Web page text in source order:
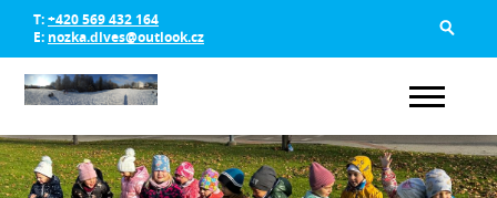
T:+420 569 432 164
E: nozka.dlves@outlook.cz